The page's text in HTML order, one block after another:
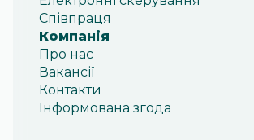
Співпраця
Компанія
Про нас
Вакансії
Контакти
Інформована згода